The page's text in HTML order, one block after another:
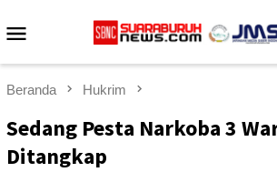
ke
Beranda Hukrim
Sedang Pesta Narkoba 3
Ditangkap